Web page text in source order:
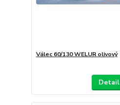
Válec 60/130 WELUR olivový
Detail